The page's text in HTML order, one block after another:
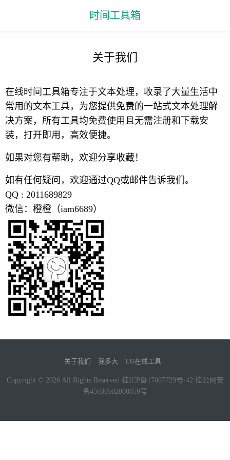
时间工具箱
关于我们
在线时间工具箱专注于文本处理，收录了大量生活中
常用的文本工具，为您提供免费的一站式文本处理解
决方案，所有工具均免费使用且无需注册和下载安
装，打开即用，高效便捷。
如果对您有帮助，欢迎分享收藏！
如有任何疑问，欢迎通过QQ或邮件告诉我们。
QQ : 2011689829
微信：橙橙（iam6689）
关于我们 我多大 UU在线工具
Copyright © 2026 All Rights Reserved 桂ICP备17007729号-42 桂公网安
备45030502000859号